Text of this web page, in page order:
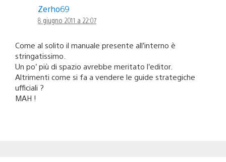
Zerho69
8 giugno 2011 a 22:07
Come al solito il manuale presente all’interno è
stringatissimo.
Un po’ più di spazio avrebbe meritato l’editor.
Altrimenti come si fa a vendere le guide strategiche
ufficiali ?
MAH !